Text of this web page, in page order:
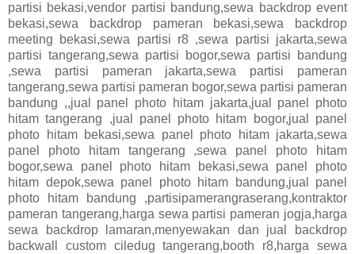
partisi bekasi,vendor partisi bandung,sewa backdrop event
bekasi,sewa backdrop pameran bekasi,sewa backdrop
meeting bekasi,sewa partisi r8 ,sewa partisi jakarta,sewa
partisi tangerang,sewa partisi bogor,sewa partisi bandung
,sewa partisi pameran jakarta,sewa partisi pameran
tangerang,sewa partisi pameran bogor,sewa partisi pameran
bandung ,,jual panel photo hitam jakarta,jual panel photo
hitam tangerang ,jual panel photo hitam bogor,jual panel
photo hitam bekasi,sewa panel photo hitam jakarta,sewa
panel photo hitam tangerang ,sewa panel photo hitam
bogor,sewa panel photo hitam bekasi,sewa panel photo
hitam depok,sewa panel photo hitam bandung,jual panel
photo hitam bandung ,partisipamerangraserang,kontraktor
pameran tangerang,harga sewa partisi pameran jogja,harga
sewa backdrop lamaran,menyewakan dan jual backdrop
backwall custom ciledug tangerang,booth r8,harga sewa